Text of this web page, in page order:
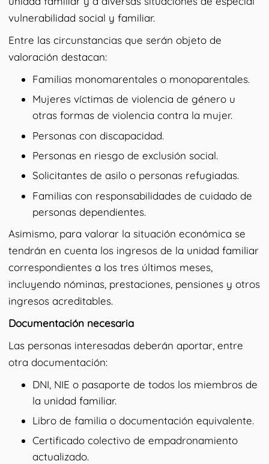
vulnerabilidad social y familiar.
Entre las circunstancias que serán objeto de
valoración destacan:
Familias monomarentales o monoparentales.
Mujeres víctimas de violencia de género u
otras formas de violencia contra la mujer.
Personas con discapacidad.
Personas en riesgo de exclusión social.
Solicitantes de asilo o personas refugiadas.
Familias con responsabilidades de cuidado de
personas dependientes.
Asimismo, para valorar la situación económica se
tendrán en cuenta los ingresos de la unidad familiar
correspondientes a los tres últimos meses,
incluyendo nóminas, prestaciones, pensiones y otros
ingresos acreditables.
Documentación necesaria
Las personas interesadas deberán aportar, entre
otra documentación:
DNI, NIE o pasaporte de todos los miembros de
la unidad familiar.
Libro de familia o documentación equivalente.
Certificado colectivo de empadronamiento
actualizado.